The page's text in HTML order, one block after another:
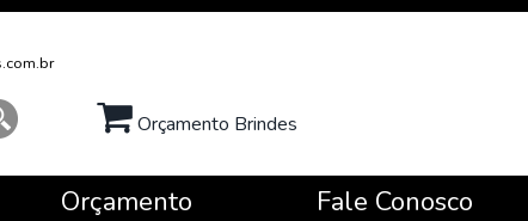
Orçamento Brindes
Orçamento Fale Conosco